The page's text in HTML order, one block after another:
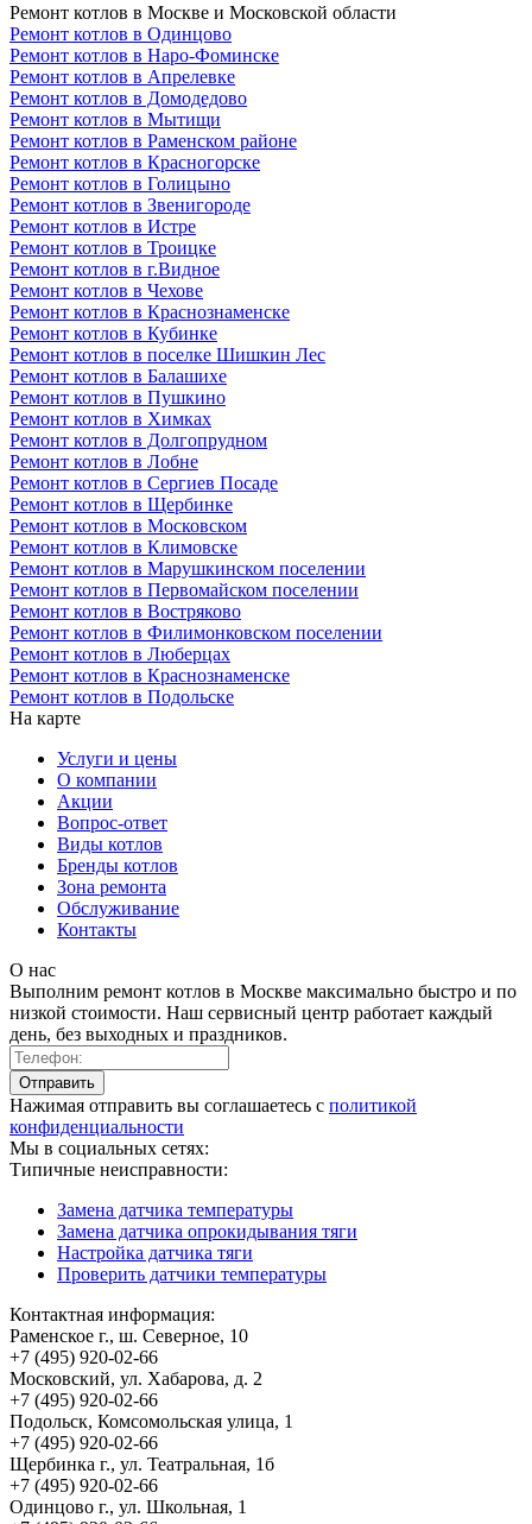
Ремонт котлов в Москве и Московской области
Ремонт котлов в Одинцово
Ремонт котлов в Наро-Фоминске
Ремонт котлов в Апрелевке
Ремонт котлов в Домодедово
Ремонт котлов в Мытищи
Ремонт котлов в Раменском районе
Ремонт котлов в Красногорске
Ремонт котлов в Голицыно
Ремонт котлов в Звенигороде
Ремонт котлов в Истре
Ремонт котлов в Троицке
Ремонт котлов в г.Видное
Ремонт котлов в Чехове
Ремонт котлов в Краснознаменске
Ремонт котлов в Кубинке
Ремонт котлов в поселке Шишкин Лес
Ремонт котлов в Балашихе
Ремонт котлов в Пушкино
Ремонт котлов в Химках
Ремонт котлов в Долгопрудном
Ремонт котлов в Лобне
Ремонт котлов в Сергиев Посаде
Ремонт котлов в Щербинке
Ремонт котлов в Московском
Ремонт котлов в Климовске
Ремонт котлов в Марушкинском поселении
Ремонт котлов в Первомайском поселении
Ремонт котлов в Востряково
Ремонт котлов в Филимонковском поселении
Ремонт котлов в Люберцах
Ремонт котлов в Краснознаменске
Ремонт котлов в Подольске
На карте
Услуги и цены
О компании
Акции
Вопрос-ответ
Виды котлов
Бренды котлов
Зона ремонта
Обслуживание
Контакты
О нас
Выполним ремонт котлов в Москве максимально быстро и по
низкой стоимости. Наш сервисный центр работает каждый
день, без выходных и праздников.
Нажимая отправить вы соглашаетесь с политикой
конфиденциальности
Мы в социальных сетях:
Типичные неисправности:
Замена датчика температуры
Замена датчика опрокидывания тяги
Настройка датчика тяги
Проверить датчики температуры
Контактная информация:
Раменское г., ш. Северное, 10
+7 (495) 920-02-66
Московский, ул. Хабарова, д. 2
+7 (495) 920-02-66
Подольск, Комсомольская улица, 1
+7 (495) 920-02-66
Щербинка г., ул. Театральная, 1б
+7 (495) 920-02-66
Одинцово г., ул. Школьная, 1